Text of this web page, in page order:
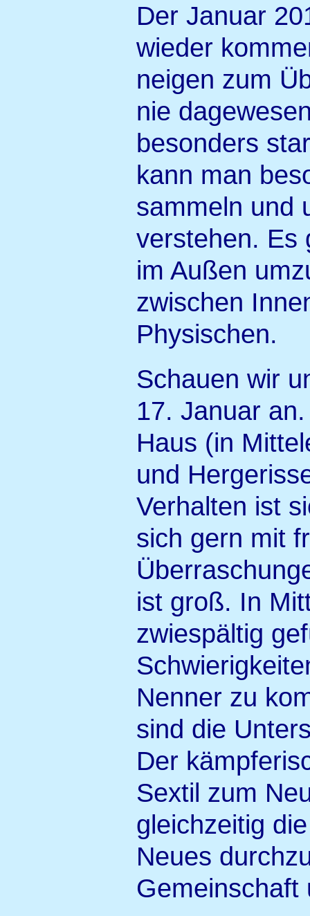
Der Januar
wieder
neigen zum
nie
besonders
kann man
sammeln und
verstehen. Es
im Außen
zwischen
Physischen.
Schauen wir
17. Januar
Haus (in
und
Verhalten ist
sich gern mit
ist groß. In
zwiespältig
Nenner zu
sind die
Der
Sextil zum
gleichzeitig
Neues
Gemeinschaft